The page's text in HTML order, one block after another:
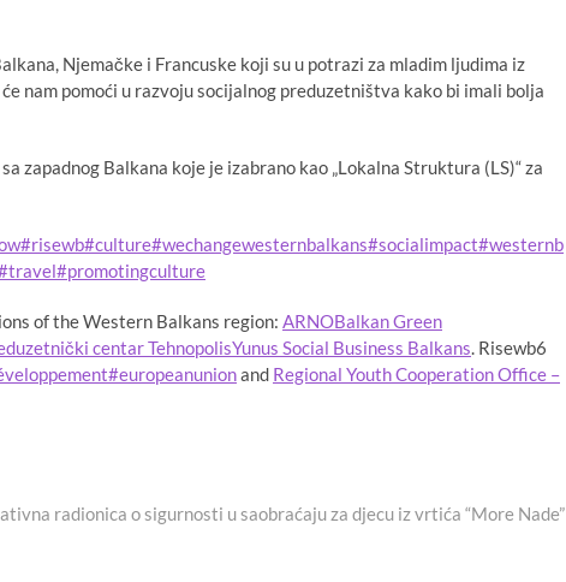
Njemačke i Francuske koji su u potrazi za mladim ljudima iz
nam pomoći u razvoju socijalnog preduzetništva kako bi imali bolja
zapadnog Balkana koje je izabrano kao „Lokalna Struktura (LS)“ za
#risewb#culture#wechangewesternbalkans#socialimpact#westernb
#promotingculture
of the Western Balkans region: ARNOBalkan Green
centar TehnopolisYunus Social Business Balkans. Risewb6
#europeanunionand Regional Youth Cooperation Office –
post:
radionica o sigurnosti u saobraćaju za djecu iz vrtića “More Nade”